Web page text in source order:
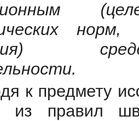
норм,
к предмету
из правил